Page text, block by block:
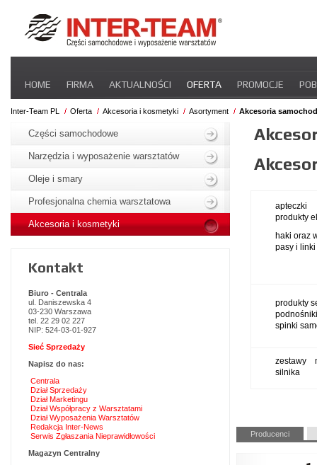
nawigacje
HOME FIRMA AKTUALNOŚCI OFERTA PROMOCJE
STREFA DLA PRZEWOŹNIKA CERTYFIKATY INTER-NEWS
Inter-Team PL Oferta Akcesoria i kosmetyki Asortyment Akcesoria
apteczki
produkty
haki oraz
pasy i
produkty
podnośniki
spinki
zestawy
silnika
Pomiń
nawigacje
Producenci
nawigacje
Części samochodowe
Narzędzia i wyposażenie warsztatów
Oleje i smary
Profesjonalna chemia warsztatowa
Akcesoria i kosmetyki
Kontakt
Biuro - Centrala
ul. Daniszewska 4
03-230 Warszawa
tel. 22 29 02 227
NIP: 524-03-01-927
Sieć Sprzedaży
Napisz do nas:
Centrala
Dział Sprzedaży
Dział Marketingu
Dział Współpracy z Warsztatami
Dział Wyposażenia Warsztatów
Redakcja Inter-News
Serwis Zgłaszania Nieprawidłowości
Magazyn Centralny